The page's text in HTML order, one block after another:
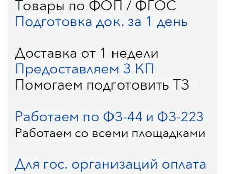
проводить время с пользой и удовольствием. Играя с
конструкторами, дети развивают свою моторику,
4. Долговечность и качество: Конструкторы Гиго
изготовлены из прочных материалов и имеют
высокое качество сборки. Это делает их надежными и
долговечными игрушками, которые могут прослужить
В целом, конструкторы Гиго представляют собой
универсальную игрушку, которая способствует
развитию многих навыков и умений у детей, а также